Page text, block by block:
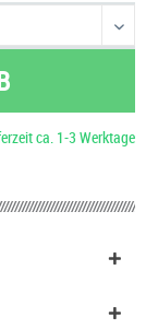
11,90 €
9,90 €
12,90 €
ca. 1-3 Werktage